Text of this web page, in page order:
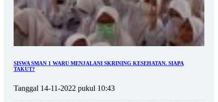
SISWA SMAN 1 WARU MENJALANI SKRINING KESEHATAN. SIAPA
TAKUT?
Tanggal 14-11-2022 pukul 10:43